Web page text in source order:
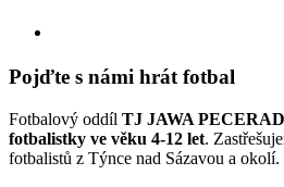
Pojďte s námi hrát fotbal
Fotbalový oddíl TJ JAWA
fotbalistky ve věku 4-12 let.
fotbalistů z Týnce nad Sázavou a okolí.